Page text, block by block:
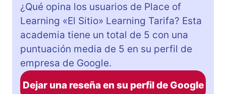
¿Qué opina los usuarios de Place of
Learning «El Sitio» Learning Tarifa? Esta
academia tiene un total de 5 con una
puntuación media de 5 en su perfil de
empresa de Google.
Dejar una reseña en su perfil de Google